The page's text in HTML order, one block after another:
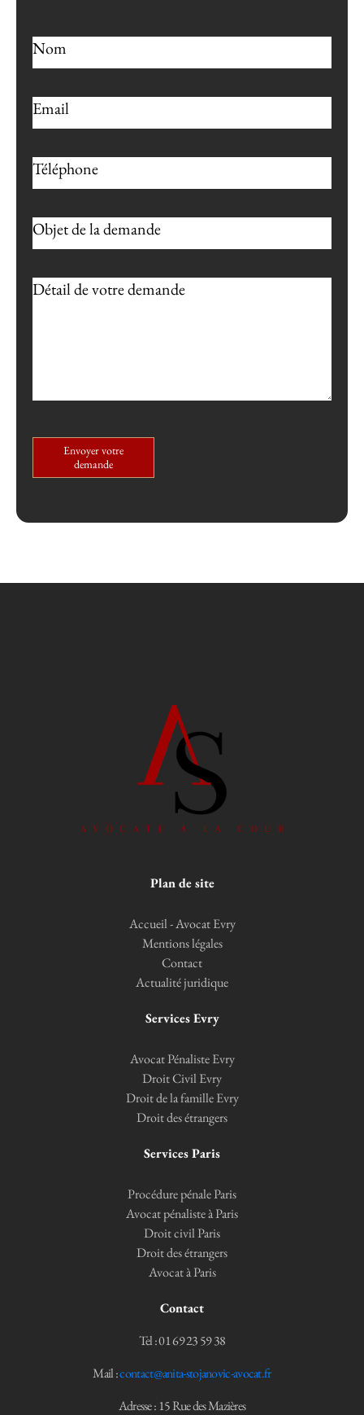
Envoyer votre
demande
Plan de site
Accueil - Avocat Evry
Mentions légales
Contact
Actualité juridique
Services Evry
Avocat Pénaliste Evry
Droit Civil Evry
Droit de la famille Evry
Droit des étrangers
Services Paris
Procédure pénale Paris
Avocat pénaliste à Paris
Droit civil Paris
Droit des étrangers
Avocat à Paris
Contact
Tel : 01 69 23 59 38
Mail :contact@anita-stojanovic-avocat.fr
Adresse : 15 Rue des Mazières